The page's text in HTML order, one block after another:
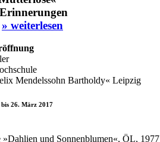
» weiterlesen
Mendelssohn Bartholdy« Leipzig
26. März 2017
und Sonnenblumen«, ÖL, 1977